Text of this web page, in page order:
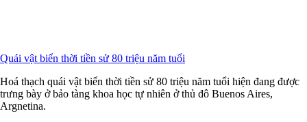
Quái vật biển thời tiền sử 80 triệu năm tuổi
Hoá thạch quái vật biển thời tiền sử 80 triệu năm tuổi hiện đang được
trưng bày ở bảo tàng khoa học tự nhiên ở thủ đô Buenos Aires,
Argnetina.